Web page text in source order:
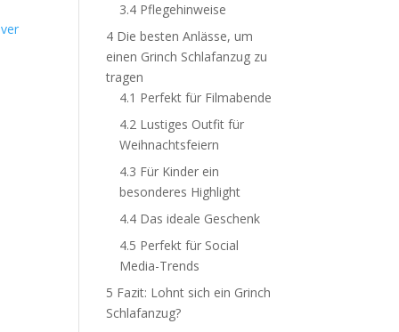
3.4 Pflegehinweise
4 Die besten Anlässe, um
einen Grinch Schlafanzug zu
tragen
4.1 Perfekt für Filmabende
4.2 Lustiges Outfit für
Weihnachtsfeiern
4.3 Für Kinder ein
besonderes Highlight
4.4 Das ideale Geschenk
4.5 Perfekt für Social
Media-Trends
5 Fazit: Lohnt sich ein Grinch
Schlafanzug?